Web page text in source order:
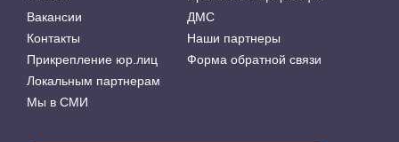
Вакансии
Контакты
Прикрепление юр.лиц
Локальным партнерам
Мы в СМИ
ДМС
Наши партнеры
Форма обратной связи